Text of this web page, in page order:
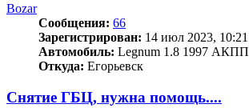
Bozar
Сообщения: 66
Зарегистрирован: 14 июл 2023, 10:21
Автомобиль: Legnum 1.8 1997 АКПП
Откуда: Егорьевск
Снятие ГБЦ, нужна помощь....